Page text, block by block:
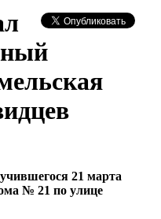
21 марта
№ 21 по улице